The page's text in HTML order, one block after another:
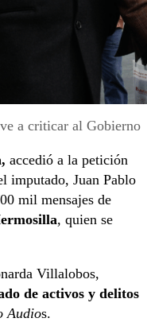
a criticar al Gobierno
accedió a la petición
imputado, Juan Pablo
mil mensajes de
, quien se
Villalobos,
de activos y delitos
Audios.